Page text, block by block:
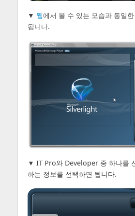
▼ 웹에서 볼 수 있는 모습과 동일
됩니다.
▼ IT Pro와 Developer 중 하나를
하는 정보를 선택하면 됩니다.